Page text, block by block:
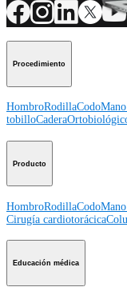
Procedimiento
HombroRodillaCodo
tobilloCadera
Producto
HombroRodillaCodo
Cirugía cardiotorácica
Educación médica